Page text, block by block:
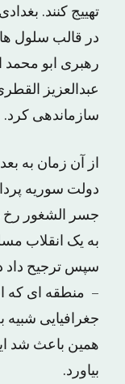
تهییج کنند.
رهبری ابو محمد
عبدالعزیز
سازماندهی کرد.
از آن زمان به
دولت سوریه
جسر الشغور رخ
به یک انقلاب
سپس ترجیح
– منطقه ای که
جغرافیایی
همین باعث شد
بیاورد.